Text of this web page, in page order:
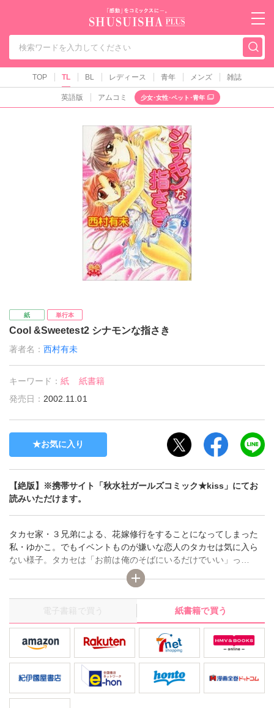
秋水社PLUS（テ
TOP TL BL レディース 青年 メンズ 雑誌
英語版 アムコミ 少女･女性･ペット･青年
紙 単行本
Cool &Sweetest2 シナモンな指さき
著者名：西村有未
キーワード：紙
紙書籍
発売日： 2002.11.01
お気に入り
【絶版】※携帯サイト「秋水社ガールズコミック★kiss」にてお
読みいただけます。
タカセ家・３兄弟による、花嫁修行をすることになってしまった
私・ゆかこ。でもイベントものが嫌いな恋人のタカセは気に入ら
ない様子。タカセは「お前は俺のそばにいるだけでいい」っ
て…。これって私、大事にされてる？うぬぼれてもいいのかな…
☆ 【絶版】※携帯サイト「秋水社ガールズコミック★kiss」にて
お読みいただけます。
電子書籍で買う
紙書籍で買う